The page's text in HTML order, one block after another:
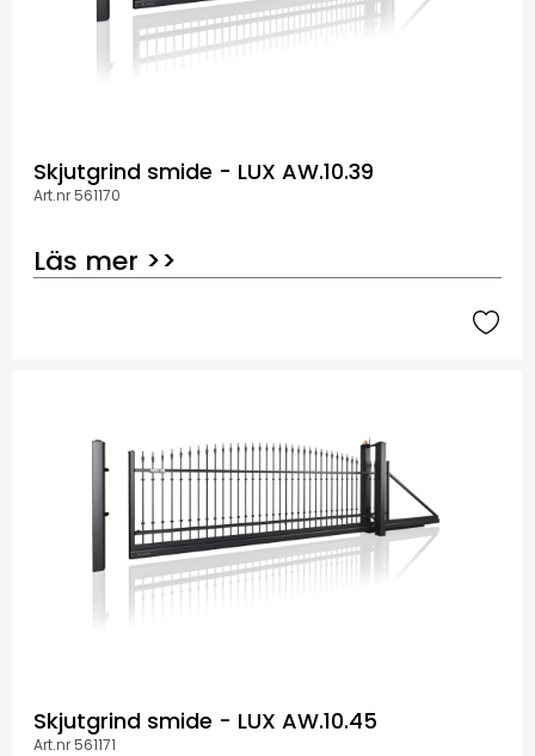
Skjutgrind smide - LUX AW.10.39
Art.nr 561170
Läs mer >>
Skjutgrind smide - LUX AW.10.45
Art.nr 561171